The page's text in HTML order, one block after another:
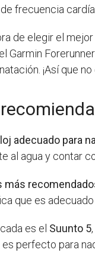
frecuencia
de elegir el
Garmin
¡Así que
adecuado para
al agua y contar
más
que es
es el Suunto 5
perfecto para